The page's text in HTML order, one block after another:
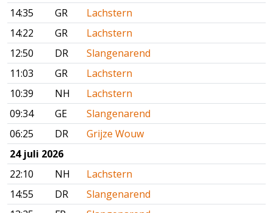
14:35
GR
Lachstern
14:22
GR
Lachstern
12:50
DR
Slangenarend
11:03
GR
Lachstern
10:39
NH
Lachstern
09:34
GE
Slangenarend
06:25
DR
Grijze Wouw
24 juli 2026
22:10
NH
Lachstern
14:55
DR
Slangenarend